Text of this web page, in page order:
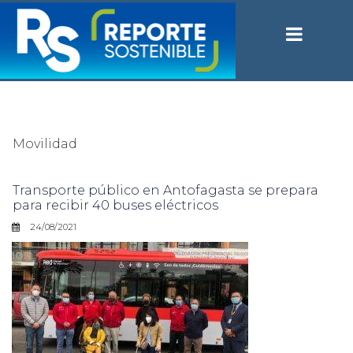
Movilidad
Transporte público en Antofagasta se prepara
para recibir 40 buses eléctricos
24/08/2021